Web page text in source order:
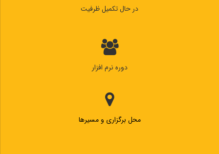
در حال تکمیل ظرفیت
دوره نرم افزار
محل برگزاری و مسیرها